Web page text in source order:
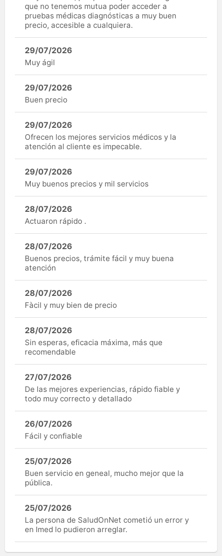
que no tenemos mutua poder acceder a
pruebas médicas diagnósticas a muy buen
precio, accesible a cualquiera.
29/07/2026
Muy ágil
29/07/2026
Buen precio
29/07/2026
Ofrecen los mejores servicios médicos y la
atención al cliente es impecable.
29/07/2026
Muy buenos precios y mil servicios
28/07/2026
Actuaron rápido .
28/07/2026
Buenos precios, trámite fácil y muy buena
atención
28/07/2026
Fàcil y muy bien de precio
28/07/2026
Sin esperas, eficacia máxima, más que
recomendable
27/07/2026
De las mejores experiencias, rápido fiable y
todo muy correcto y detallado
26/07/2026
Fácil y confiable
25/07/2026
Buen servicio en geneal, mucho mejor que la
pública.
25/07/2026
La persona de SaludOnNet cometió un error y
en Imed lo pudieron arreglar.